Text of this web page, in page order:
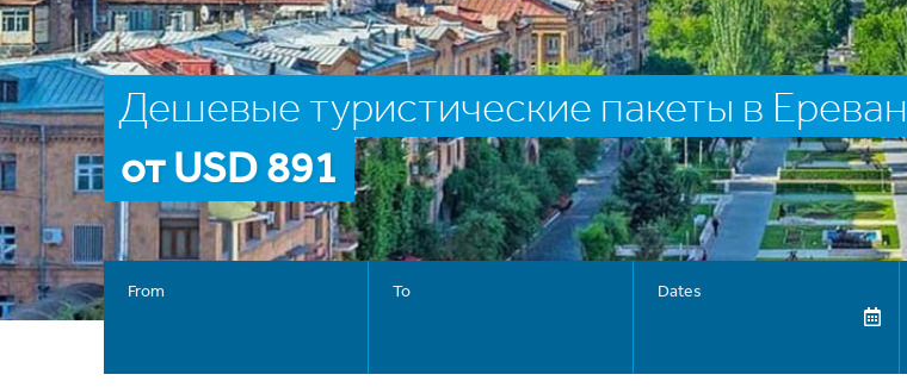
Дешевые туристические пакеты в Ереван
от USD 891
From To Dates